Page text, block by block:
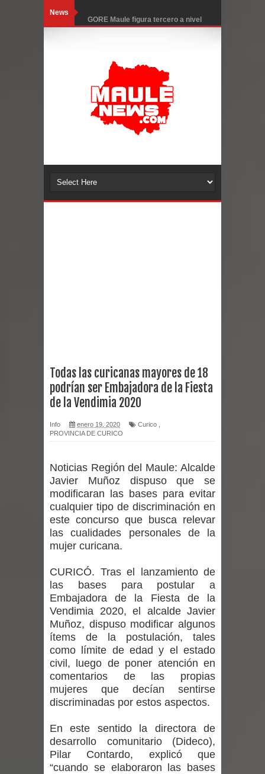
News
traslados con $133 millones
Dos internos intentaron escapar por
un forado desde la cárcel de Talca
Temporal obliga a cerrar
Chancho en Talca tras caída de
Alerta por hantavirus: expertos piden
Matrimonios Linarenses Celebraron
Departamento Comunal de Salud de
Curicó desarrollará jornada de
vacunación contra la Influenza y otros
Empedrado desarrolló con éxito el
desafío guerreros 2026
Banda linarense Los Remembers
regresa de Brasil tras impulsar un
intercambio musical y pedagógico
con comunidades escolares
Alta positividad en influenza hace que
expertos reiteren llamado a
Todas las curicanas mayores de 18
podrían ser Embajadora de la Fiesta
de la Vendimia 2020
Info enero 19, 2020 Curico
PROVINCIA DE CURICO
Noticias Región del Maule: Alcalde
Javier Muñoz dispuso que se
modificaran las bases para evitar
cualquier tipo de discriminación en
este concurso que busca relevar
las cualidades personales de la
mujer curicana.
CURICÓ. Tras el lanzamiento de
las bases para postular a
Embajadora de la Fiesta de la
Vendimia 2020, el alcalde Javier
Muñoz, dispuso modificar algunos
ítems de la postulación, tales
como límite de edad y el estado
civil, luego de poner atención en
comentarios de las propias
mujeres que decían sentirse
discriminadas por estos aspectos.
En este sentido la directora de
desarrollo comunitario (Dideco),
Pilar Contardo, explicó que
“cuando se elaboraron las bases